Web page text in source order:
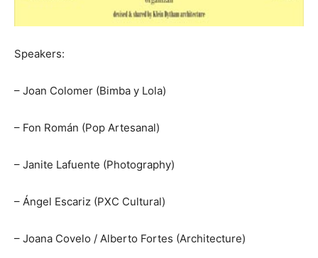
Speakers:
– Joan Colomer (Bimba y Lola)
– Fon Román (Pop Artesanal)
– Janite Lafuente (Photography)
– Ángel Escariz (PXC Cultural)
– Joana Covelo / Alberto Fortes (Architecture)